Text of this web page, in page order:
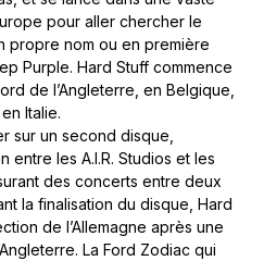
pour aller chercher le
propre nom ou en première
Purple. Hard Stuff commence
de l’Angleterre, en Belgique,
Italie.
sur un second disque,
entre les A.I.R. Studios et les
des concerts entre deux
la finalisation du disque, Hard
de l’Allemagne après une
La Ford Zodiac qui